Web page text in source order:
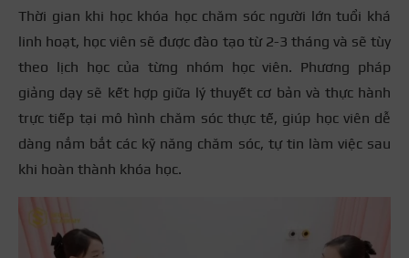
Thời gian khi học khóa học chăm sóc người lớn tuổi khá
linh hoạt, học viên sẽ được đào tạo từ 2-3 tháng và sẽ tùy
theo lịch học của từng nhóm học viên. Phương pháp
giảng dạy sẽ kết hợp giữa lý thuyết cơ bản và thực hành
trực tiếp tại mô hình chăm sóc thực tế, giúp học viên dễ
dàng nắm bắt các kỹ năng chăm sóc, tự tin làm việc sau
khi hoàn thành khóa học.